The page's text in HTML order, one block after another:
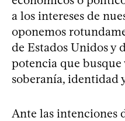
a los intereses de
oponemos
de Estados Unidos y
potencia que
soberanía, identidad
Ante las intenciones